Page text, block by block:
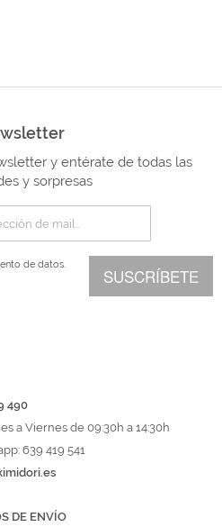
y entérate de todas las
y sorpresas
SUSCRÍBETE
de datos.
490
a Viernes de 09:30h a 14:30h
639 419 541
DE ENVÍO